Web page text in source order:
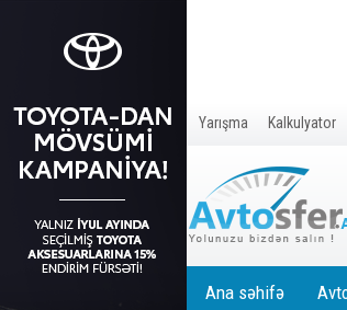
Yarışma Kalkulyator
Ana səhifə